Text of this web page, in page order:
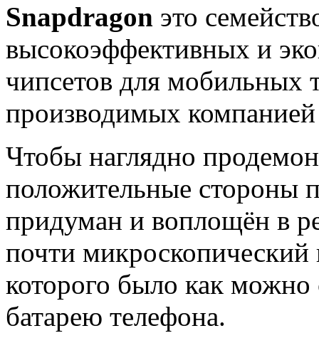
Snapdragon это
высокоэффективных и
чипсетов для мобильных
производимых
Чтобы наглядно
положительные стороны
придуман и воплощён в
почти микроскопический
которого было как можно
батарею телефона.